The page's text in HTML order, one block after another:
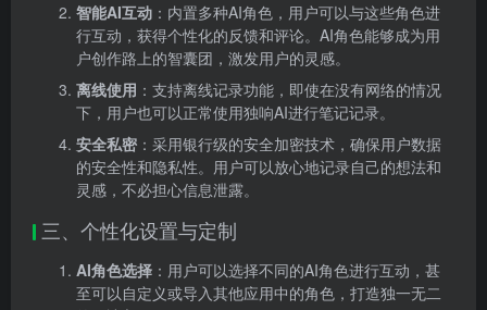
智能AI互动 ：内置多种AI角色，用户可以与这些角色进
行互动，获得个性化的反馈和评论。AI角色能够成为用
户创作路上的智囊团，激发用户的灵感。
离线使用 ：支持离线记录功能，即使在没有网络的情况
下，用户也可以正常使用独响AI进行笔记记录。
安全私密 ：采用银行级的安全加密技术，确保用户数据
的安全性和隐私性。用户可以放心地记录自己的想法和
灵感，不必担心信息泄露。
三、个性化设置与定制
AI角色选择 ：用户可以选择不同的AI角色进行互动，甚
至可以自定义或导入其他应用中的角色，打造独一无二